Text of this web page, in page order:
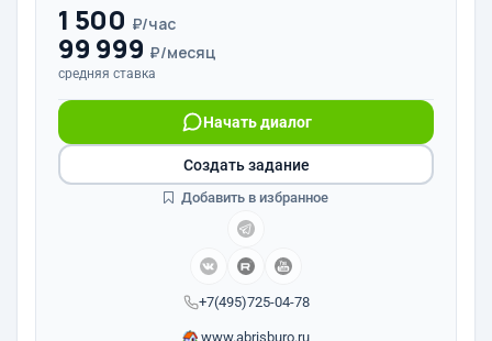
1 500 ₽/час
99 999 ₽/месяц
средняя ставка
+7(495)725-04-78
Начать диалог
www.abrisburo.ru
Создать задание
Добавить в избранное